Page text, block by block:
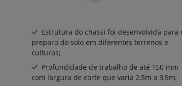
Estrutura do chassi foi desenvolvida para
preparo do solo em diferentes terrenos e
culturas;
Profundidade de trabalho de até 150 mm
com largura de corte que varia 2,5m a 3,5m;